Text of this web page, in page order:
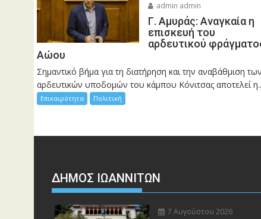
admin admin
Γ. Αμυράς: Αναγκαία η
επισκευή του
αρδευτικού
Αώου
Σημαντικό βήμα για τη διατήρηση και την αναβάθμιση των
αρδευτικών υποδομών του κάμπου Κόνιτσας αποτελεί
Επικαιρότητα Πολιτική
ΔΗΜΟΣ ΙΩΑΝΝΙΤΩΝ
7 Αυγούστου 2026